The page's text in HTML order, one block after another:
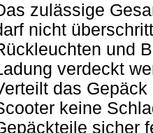
zulässige
nicht
und
verdeckt
das
keine
sicher